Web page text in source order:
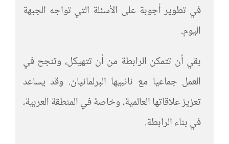
في تطوير أجوبة على الأسئلة التي تواجه الجبهة
اليوم.
بقي أن تتمكن الرابطة من أن تتهيكل، وتنجح في
العمل جماعيا مع نائبيها البرلمانيان. وقد يساعد
تعزيز علاقاتها العالمية، وخاصة في المنطقة العربية،
في بناء الرابطة.